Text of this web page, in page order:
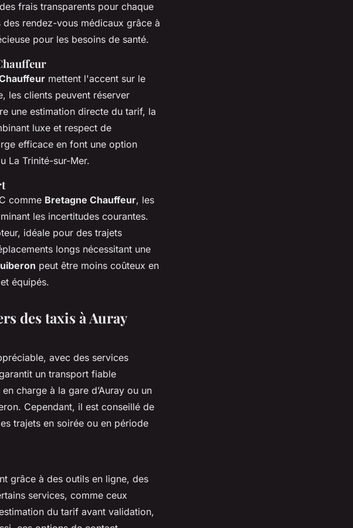
frais transparents pour chaque
rendez-vous médicaux grâce à
pour les besoins de santé.
mettent l'accent sur le
les clients peuvent réserver
une estimation directe du tarif, la
luxe et respect de
efficace en font une option
La Trinité-sur-Mer.
comme Bretagne Chauffeur, les
les incertitudes courantes.
idéale pour des trajets
longs nécessitant une
peut être moins coûteux en
équipés.
des taxis à Auray
avec des services
un transport fiable
charge à la gare d’Auray ou un
Cependant, il est conseillé de
trajets en soirée ou en période
grâce à des outils en ligne, des
services, comme ceux
du tarif avant validation,